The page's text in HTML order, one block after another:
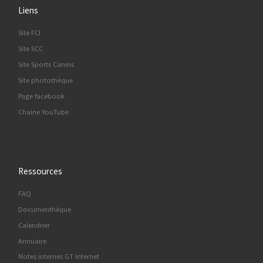
Liens
Site FCI
Site SCC
Site Sports Canins
Site photothèque
Page facebook
Chaine YouTube
Ressources
FAQ
Documenthèque
Calendrier
Annuaire
Notes internes GT Internet